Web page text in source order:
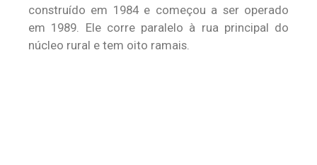
construído em 1984 e começou a ser operado
em 1989. Ele corre paralelo à rua principal do
núcleo rural e tem oito ramais.